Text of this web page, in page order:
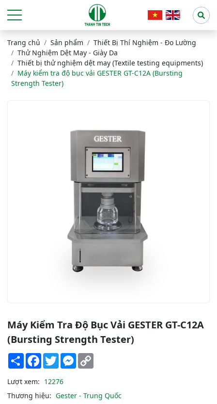
Trang chủ Sản phẩm
Thiết Bị Thí Nghiệm - Đo Lường
Thử Nghiệm Dệt May - Giày Da
Thiết bị thử nghiệm dệt may (Textile testing equipments)
Máy kiểm tra độ bục vải GESTER GT-C12A (Bursting
Strength Tester)
Máy Kiểm Tra Độ Bục Vải GESTER GT-C12A
(Bursting Strength Tester)
Share Facebook
TwitterMessenger
Lượt xem: 12276
Thương hiệu: Gester - Trung Quốc